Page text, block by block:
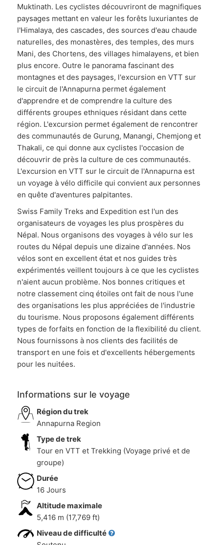
Muktinath. Les cyclistes découvriront de magnifiques
paysages mettant en valeur les forêts luxuriantes de
l'Himalaya, des cascades, des sources d'eau chaude
naturelles, des monastères, des temples, des murs
Mani, des Chortens, des villages himalayens, et bien
plus encore. Outre le panorama fascinant des
montagnes et des paysages, l'excursion en VTT sur
le circuit de l'Annapurna permet également
d'apprendre et de comprendre la culture des
différents groupes ethniques résidant dans cette
région. L'excursion permet également de rencontrer
des communautés de Gurung, Manangi, Chemjong et
Thakali, ce qui donne aux cyclistes l'occasion de
découvrir de près la culture de ces communautés.
L'excursion en VTT sur le circuit de l'Annapurna est
un voyage à vélo difficile qui convient aux personnes
en quête d'aventures palpitantes.
Swiss Family Treks and Expedition est l'un des
organisateurs de voyages les plus prospères du
Népal. Nous organisons des voyages à vélo sur les
routes du Népal depuis une dizaine d'années. Nos
vélos sont en excellent état et nos guides très
expérimentés veillent toujours à ce que les cyclistes
n'aient aucun problème. Nos bonnes critiques et
notre classement cinq étoiles ont fait de nous l'une
des organisations les plus appréciées de l'industrie
du tourisme. Nous proposons également différents
types de forfaits en fonction de la flexibilité du client.
Nous fournissons à nos clients des facilités de
transport en une fois et d'excellents hébergements
pour les nuitées.
Informations sur le voyage
Région du trek
Annapurna Region
Type de trek
Tour en VTT et Trekking (Voyage privé et de
groupe)
Durée
16 Jours
Altitude maximale
5,416 m (17,769 ft)
Niveau de difficulté